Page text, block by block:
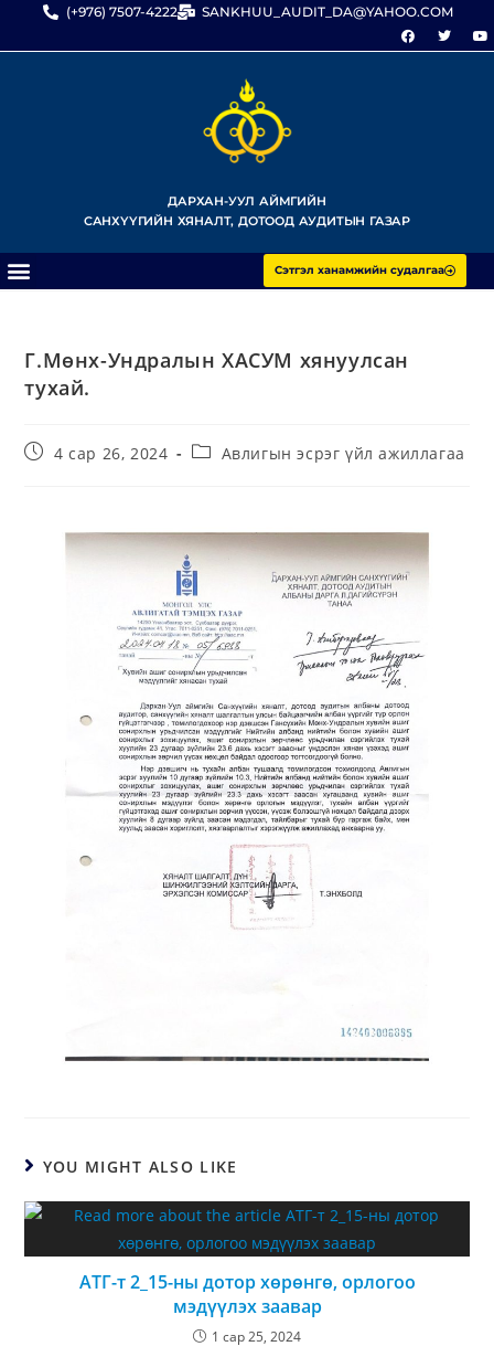
(+976) 7507-4222 SANKHUU_AUDIT_DA@YAHOO.COM
ДАРХАН-УУЛ АЙМГИЙН
САНХҮҮГИЙН ХЯНАЛТ, ДОТООД АУДИТЫН ГАЗАР
Сэтгэл ханамжийн судалгаа
Г.Мөнх-Ундралын ХАСУМ хянуулсан
тухай.
4 сар 26, 2024 Авлигын эсрэг үйл ажиллагаа
YOU MIGHT ALSO LIKE
АТГ-т 2_15-ны дотор хөрөнгө, орлогоо
мэдүүлэх заавар
1 сар 25, 2024